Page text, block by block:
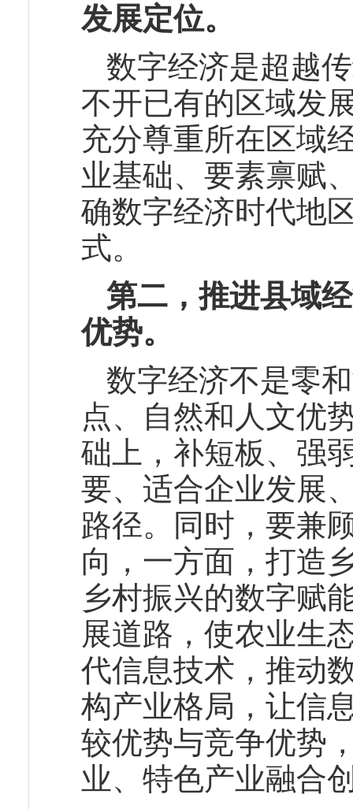
发展定位。
数字经济是超越
不开已有的区域发
充分尊重所在区域
业基础、要素禀赋
确数字经济时代地
式。
第二，推进县域
优势。
数字经济不是零
点、自然和人文优
础上，补短板、强
要、适合企业发展
路径。同时，要兼
向，一方面，打造
乡村振兴的数字赋
展道路，使农业生
代信息技术，推动
构产业格局，让信
较优势与竞争优势
业、特色产业融合